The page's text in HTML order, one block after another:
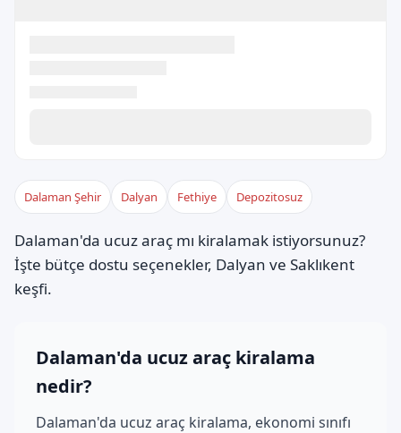
Dalaman Şehir Dalyan Fethiye Depozitosuz
Dalaman'da ucuz araç mı kiralamak istiyorsunuz?
İşte bütçe dostu seçenekler, Dalyan ve Saklıkent
keşfi.
Dalaman'da ucuz araç kiralama
nedir?
Dalaman'da ucuz araç kiralama, ekonomi sınıfı